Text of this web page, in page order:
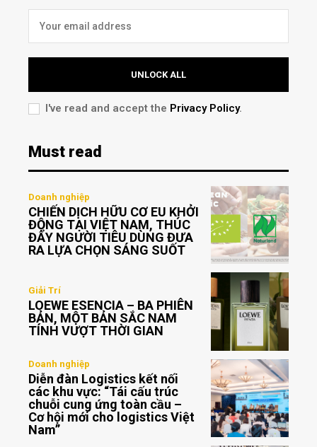
UNLOCK ALL
I've read and accept the Privacy Policy.
Must read
Doanh nghiệp
CHIẾN DỊCH HỮU CƠ EU KHỞI
ĐỘNG TẠI VIỆT NAM, THÚC
ĐẨY NGƯỜI TIÊU DÙNG ĐƯA
RA LỰA CHỌN SÁNG SUỐT
Giải Trí
LOEWE ESENCIA – BA PHIÊN
BẢN, MỘT BẢN SẮC NAM
TÍNH VƯỢT THỜI GIAN
Doanh nghiệp
Diễn đàn Logistics kết nối
các khu vực: “Tái cấu trúc
chuỗi cung ứng toàn cầu –
Cơ hội mới cho logistics Việt
Nam”